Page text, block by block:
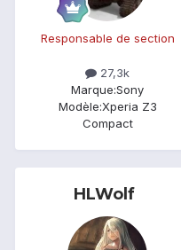
Responsable de section
27,3k
Marque:Sony
Modèle:Xperia Z3
Compact
HLWolf